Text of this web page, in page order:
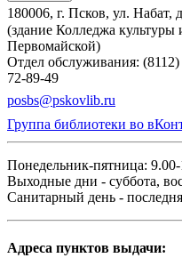
180006, г. Псков, ул. Набат,
(здание Колледжа культуры
Первомайской)
Отдел обслуживания:
72-89-49
posbs@pskovlib.ru
Группа библиотеки во
Понедельник-пятница:
Выходные дни - суббота,
Санитарный день -
Адреса пунктов выдачи: